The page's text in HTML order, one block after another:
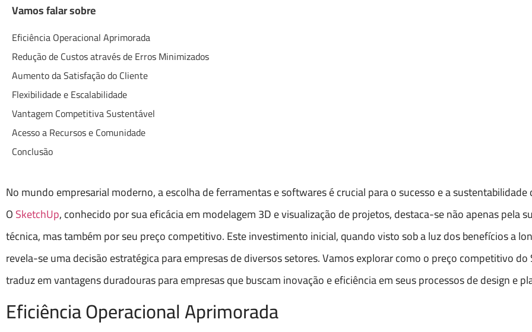
Vamos falar sobre
Eficiência Operacional Aprimorada
Redução de Custos através de Erros Minimizados
Aumento da Satisfação do Cliente
Flexibilidade e Escalabilidade
Vantagem Competitiva Sustentável
Acesso a Recursos e Comunidade
Conclusão
No mundo empresarial moderno, a escolha de ferramentas e softwares é crucial para o sucesso e a sustentabilidade
OSketchUp, conhecido por sua eficácia em modelagem 3D e visualização de projetos, destaca-se não apenas pela
técnica, mas também por seu preço competitivo. Este investimento inicial, quando visto sob a luz dos benefícios a
revela-se uma decisão estratégica para empresas de diversos setores. Vamos explorar como o preço competitivo do
traduz em vantagens duradouras para empresas que buscam inovação e eficiência em seus processos de design e
Eficiência Operacional Aprimorada